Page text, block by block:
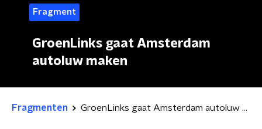
Fragment
GroenLinks gaat Amsterdam
autoluw maken
Fragmenten GroenLinks gaat Amsterdam autoluw maken